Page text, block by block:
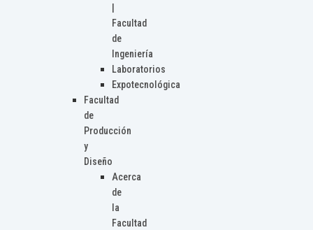
Facultad
de
Ingeniería
Laboratorios
Expotecnológica
Facultad
de
Producción
y
Diseño
Acerca
de
la
Facultad